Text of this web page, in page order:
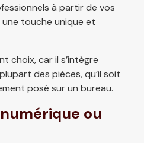
à partir de vos
touche unique et
choix, car il s’intègre
des pièces, qu’il soit
posé sur un bureau.
ou